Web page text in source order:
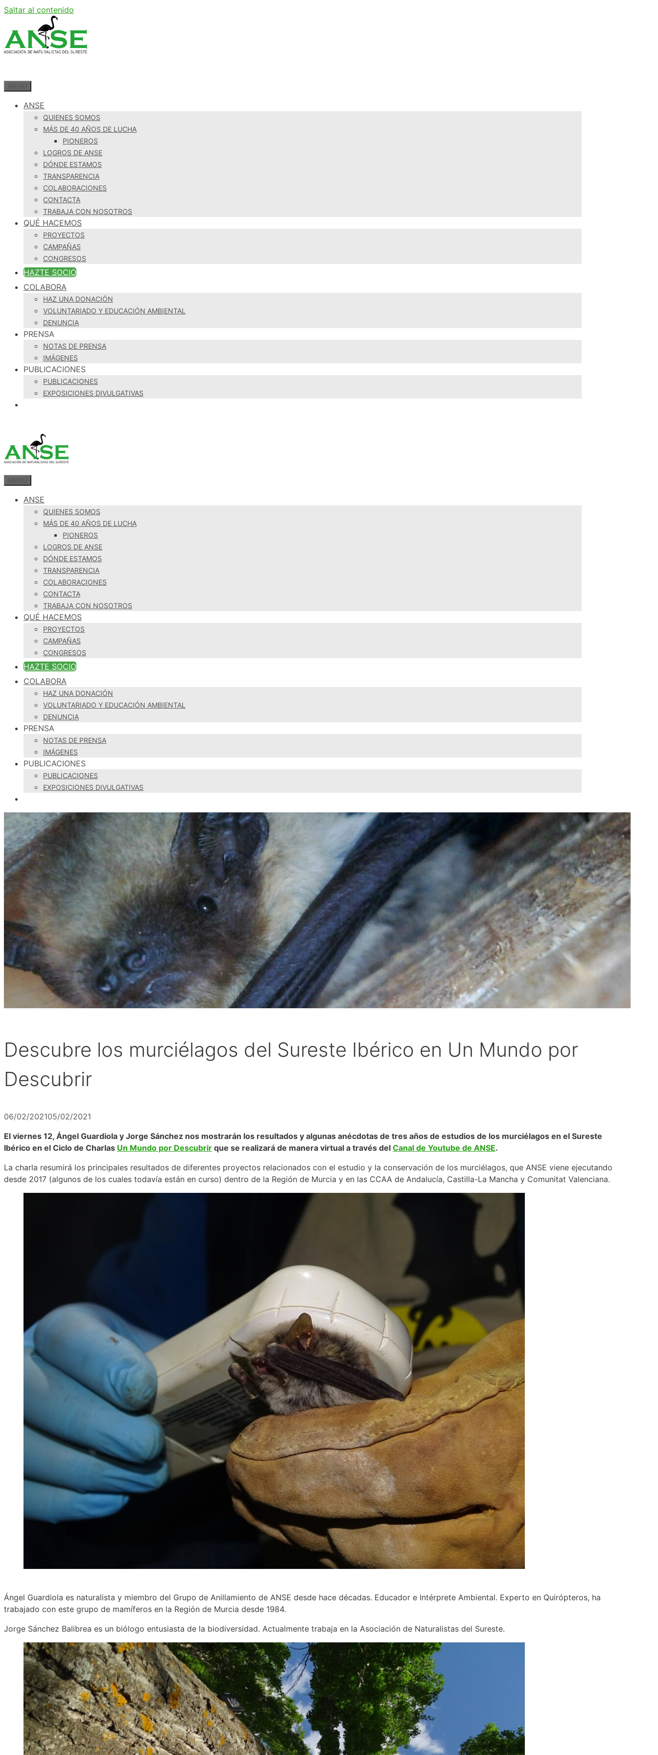
Saltar al contenido
ANSE
QUIENES SOMOS
MÁS DE 40 AÑOS DE LUCHA
PIONEROS
LOGROS DE ANSE
DÓNDE ESTAMOS
TRANSPARENCIA
COLABORACIONES
CONTACTA
TRABAJA CON NOSOTROS
QUÉ HACEMOS
PROYECTOS
CAMPAÑAS
CONGRESOS
HAZTE SOCIO
COLABORA
HAZ UNA DONACIÓN
VOLUNTARIADO Y EDUCACIÓN AMBIENTAL
DENUNCIA
PRENSA
NOTAS DE PRENSA
IMÁGENES
PUBLICACIONES
PUBLICACIONES
EXPOSICIONES DIVULGATIVAS
ANSE
QUIENES SOMOS
MÁS DE 40 AÑOS DE LUCHA
PIONEROS
LOGROS DE ANSE
DÓNDE ESTAMOS
TRANSPARENCIA
COLABORACIONES
CONTACTA
TRABAJA CON NOSOTROS
QUÉ HACEMOS
PROYECTOS
CAMPAÑAS
CONGRESOS
HAZTE SOCIO
COLABORA
HAZ UNA DONACIÓN
VOLUNTARIADO Y EDUCACIÓN AMBIENTAL
DENUNCIA
PRENSA
NOTAS DE PRENSA
IMÁGENES
PUBLICACIONES
PUBLICACIONES
EXPOSICIONES DIVULGATIVAS
Descubre los murciélagos del Sureste Ibérico en Un Mundo por
Descubrir
06/02/202105/02/2021
El viernes 12, Ángel Guardiola y Jorge Sánchez nos mostrarán los resultados y algunas anécdotas de tres años de estudios de los murciélagos en el Sureste
Ibérico en el Ciclo de Charlas Un Mundo por Descubrir que se realizará de manera virtual a través del Canal de Youtube de ANSE.
La charla resumirá los principales resultados de diferentes proyectos relacionados con el estudio y la conservación de los murciélagos, que ANSE viene ejecutando
desde 2017 (algunos de los cuales todavía están en curso) dentro de la Región de Murcia y en las CCAA de Andalucía, Castilla-La Mancha y Comunitat Valenciana.
Ángel Guardiola es naturalista y miembro del Grupo de Anillamiento de ANSE desde hace décadas. Educador e Intérprete Ambiental. Experto en Quirópteros, ha
trabajado con este grupo de mamíferos en la Región de Murcia desde 1984.
Jorge Sánchez Balibrea es un biólogo entusiasta de la biodiversidad. Actualmente trabaja en la Asociación de Naturalistas del Sureste.